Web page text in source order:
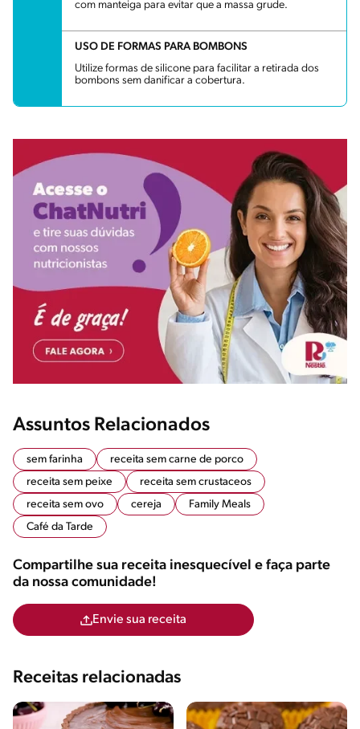
com manteiga para evitar que a massa grude.
USO DE FORMAS PARA BOMBONS
Utilize formas de silicone para facilitar a retirada dos
bombons sem danificar a cobertura.
Assuntos Relacionados
sem farinha
receita sem carne de porco
receita sem peixe
receita sem crustaceos
receita sem ovo
cereja
Family Meals
Café da Tarde
Compartilhe sua receita inesquecível e faça parte
da nossa comunidade!
Envie sua receita
Receitas relacionadas